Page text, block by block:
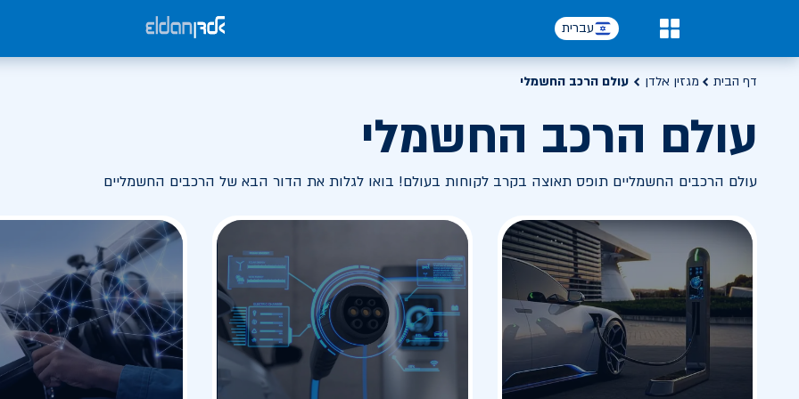
עברית
דף הבית מגזין אלדן עולם הרכב החשמלי
עולם הרכב החשמלי
עולם הרכבים החשמליים תופס תאוצה בקרב לקוחות בעולם! בואו לגלות את הדור הבא של הרכבים החשמליים